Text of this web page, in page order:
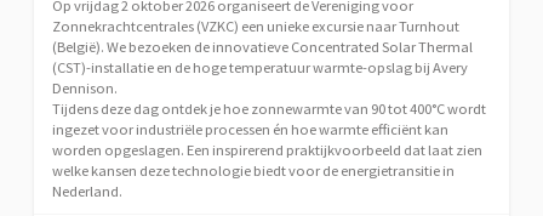
Op vrijdag 2 oktober 2026 organiseert de Vereniging voor
Zonnekrachtcentrales (VZKC) een unieke excursie naar Turnhout
(België). We bezoeken de innovatieve Concentrated Solar Thermal
(CST)-installatie en de hoge temperatuur warmte-opslag bij Avery
Dennison.
Tijdens deze dag ontdek je hoe zonnewarmte van 90 tot 400°C wordt
ingezet voor industriële processen én hoe warmte efficiënt kan
worden opgeslagen. Een inspirerend praktijkvoorbeeld dat laat zien
welke kansen deze technologie biedt voor de energietransitie in
Nederland.